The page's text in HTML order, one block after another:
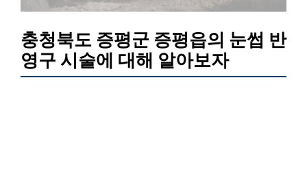
충청북도 증평군 증평읍의 눈썹 반
영구 시술에 대해 알아보자